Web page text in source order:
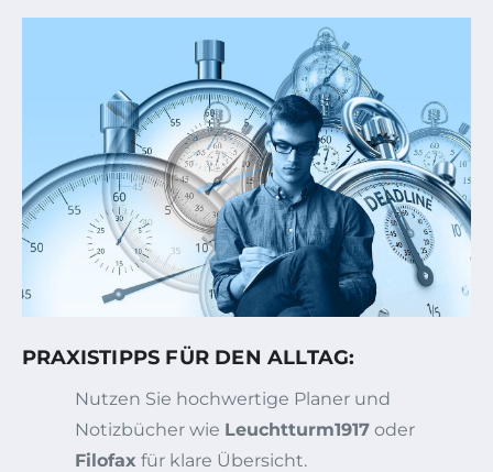
PRAXISTIPPS FÜR DEN ALLTAG:
Nutzen Sie hochwertige Planer und
Notizbücher wie Leuchtturm1917 oder
Filofax für klare Übersicht.